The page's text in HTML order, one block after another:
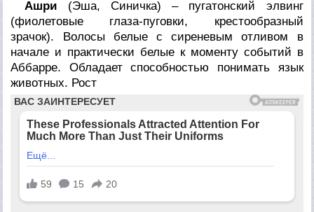
Ашри (Эша, Синичка) – пугатонский элвинг
(фиолетовые глаза-пуговки, крестообразный
зрачок). Волосы белые с сиреневым отливом в
начале и практически белые к моменту событий в
Аббарре. Обладает способностью понимать язык
животных. Рост